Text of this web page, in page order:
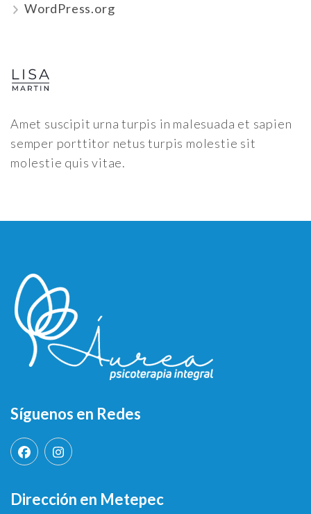
WordPress.org
Amet suscipit urna turpis in malesuada et sapien
semper porttitor netus turpis molestie sit
molestie quis vitae.
Síguenos en Redes
Dirección en Metepec